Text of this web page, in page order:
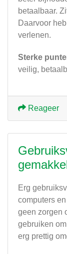
betaalbaar.
Daarvoor
verlenen.
Sterke
veilig,
Reageer
Erg
computers
geen zorgen
gebruiken
erg prettig